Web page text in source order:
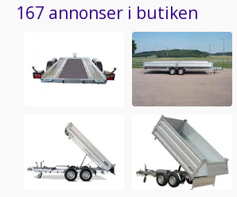
167 annonser i butiken